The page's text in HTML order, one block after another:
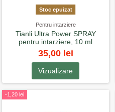
Stoc epuizat
Pentru intarziere
Tianli Ultra Power SPRAY
pentru intarziere, 10 ml
35,00 lei
Vizualizare
-1,20 lei